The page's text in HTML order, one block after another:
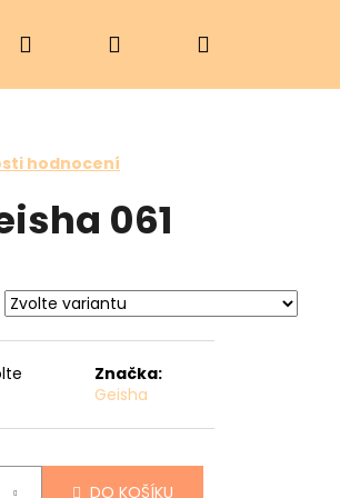
Hledat PřihlášeníNákupní
hodnocení
061
Značka:
Geisha
DO KOŠÍKU
Následující